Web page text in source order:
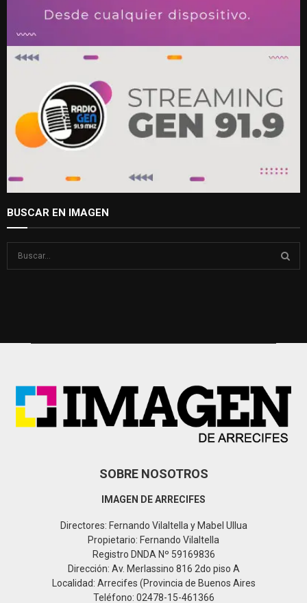
BUSCAR EN IMAGEN
SOBRE NOSOTROS
IMAGEN DE ARRECIFES
Directores: Fernando Vilaltella y Mabel Ullua
Propietario: Fernando Vilaltella
Registro DNDA Nº 59169836
Dirección: Av. Merlassino 816 2do piso A
Localidad: Arrecifes (Provincia de Buenos Aires
Teléfono: 02478-15-461366